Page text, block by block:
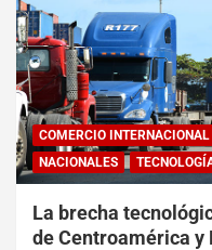
COMERCIO INTERNACIONAL
NACIONALES
La brecha
de Centroamérica y